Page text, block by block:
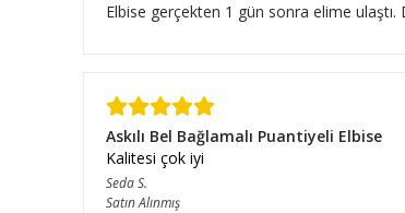
Elbise gerçekten 1 gün sonra elime
Askılı Bel Bağlamalı Puantiyeli Elbise
Kalitesi çok iyi
SedaS.
Satın Alınmış